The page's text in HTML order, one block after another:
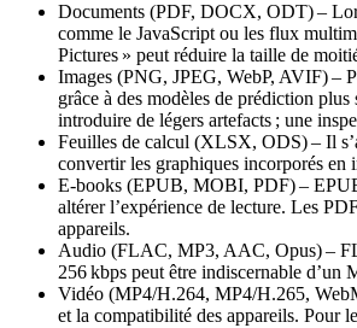
Documents (PDF, DOCX, ODT)–
comme le JavaScript ou les flux
Pictures » peut réduire la taille de
Images (PNG, JPEG, WebP, AVIF)–
grâce à des modèles de prédiction
introduire de légers artefacts ; une
Feuilles de calcul (XLSX, ODS)– Il
convertir les graphiques incorporés en
E‑books (EPUB, MOBI, PDF)–
altérer l’expérience de lecture. Les
appareils.
Audio (FLAC, MP3, AAC, Opus)–
256 kbps peut être indiscernable d’un
Vidéo (MP4/H.264, MP4/H.265,
et la compatibilité des appareils. Pour